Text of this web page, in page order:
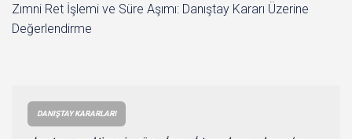
Zımni Ret İşlemi ve Süre Aşımı: Danıştay Kararı Üzerine
Değerlendirme
DANIŞTAY KARARLARI